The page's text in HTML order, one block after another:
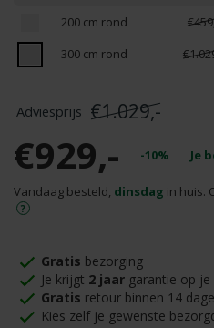
200 cm rond
300 cm rond
€1.029,-
€929,- -10% Je
Vandaag besteld, dinsdag in huis.
Gratis bezorging
Je krijgt 2 jaar garantie op je
Gratis retour binnen 14
Kies zelf je gewenste